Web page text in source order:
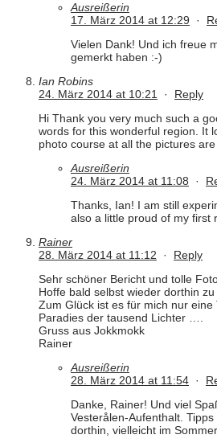
Ausreißerin
17. März 2014 at 12:29 ·
Vielen Dank! Und ich freue
gemerkt haben :-)
Ian Robins
24. März 2014 at 10:21 · Reply
Hi Thank you very much such a
words for this wonderful region. It
photo course at all the pictures
Ausreißerin
24. März 2014 at 11:08 ·
Thanks, Ian! I am still
also a little proud of my first
Rainer
28. März 2014 at 11:12 · Reply
Sehr schöner Bericht und tolle
Hoffe bald selbst wieder dorthin
Zum Glück ist es für mich nur
Paradies der tausend Lichter ….
Gruss aus Jokkmokk
Rainer
Ausreißerin
28. März 2014 at 11:54 ·
Danke, Rainer! Und viel
Vesterålen-Aufenthalt.
dorthin, vielleicht im